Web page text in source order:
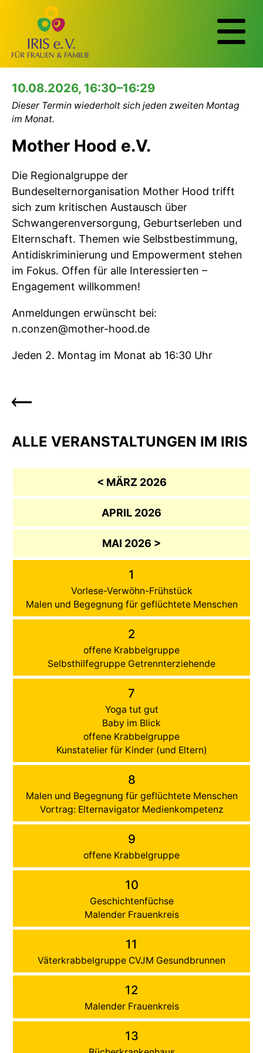
10.08.2026, 16:30–16:29
Dieser Termin wiederholt sich jeden zweiten Montag
im Monat.
Mother Hood e.V.
Die Regionalgruppe der
Bundeselternorganisation Mother Hood trifft
sich zum kritischen Austausch über
Schwangerenversorgung, Geburtserleben und
Elternschaft. Themen wie Selbstbestimmung,
Antidiskriminierung und Empowerment stehen
im Fokus. Offen für alle Interessierten –
Engagement willkommen!
Anmeldungen erwünscht bei:
n.conzen@mother-hood.de
Jeden 2. Montag im Monat ab 16:30 Uhr
ALLE VERANSTALTUNGEN IM IRIS
< MÄRZ 2026
APRIL 2026
MAI 2026 >
1
Vorlese-Verwöhn-Frühstück
Malen und Begegnung für geflüchtete Menschen
2
offene Krabbelgruppe
Selbsthilfegruppe Getrennterziehende
7
Yoga tut gut
Baby im Blick
offene Krabbelgruppe
Kunstatelier für Kinder (und Eltern)
8
Malen und Begegnung für geflüchtete Menschen
Vortrag: Elternavigator Medienkompetenz
9
offene Krabbelgruppe
10
Geschichtenfüchse
Malender Frauenkreis
11
Väterkrabbelgruppe CVJM Gesundbrunnen
12
Malender Frauenkreis
13